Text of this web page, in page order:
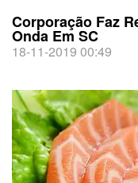
Corporação Faz
Onda Em SC
18-11-2019 00:49